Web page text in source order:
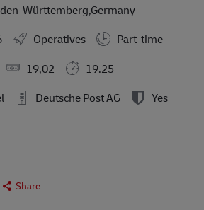
Württemberg,Germany
Operatives
Part-time
19,02
19.25
Deutsche Post AG Yes
Share